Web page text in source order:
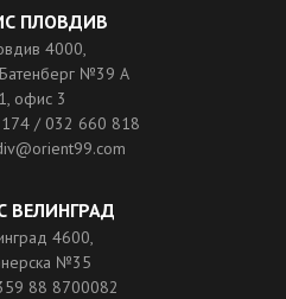
ПЛОВДИВ
4000,
№39 A
офис 3
174 / 032 660 818
ВЕЛИНГРАД
4600,
№35
88 8700082